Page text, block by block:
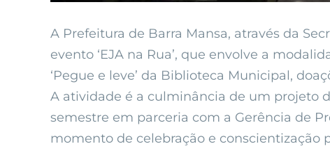
A Prefeitura de Barra Mansa, através da
evento ‘EJA na Rua’, que envolve a
‘Pegue e leve’ da Biblioteca Municipal,
A atividade é a culminância de um projeto
semestre em parceria com a Gerência de
momento de celebração e conscientização